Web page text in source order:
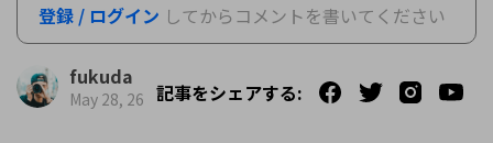
登録 / ログイン してからコメントを書いてください
fukuda
May 28, 26 記事をシェアする: